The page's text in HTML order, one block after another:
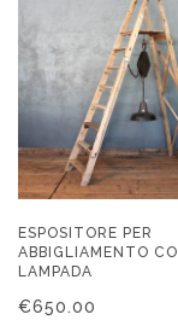
ESPOSITORE PER
ABBIGLIAMENTO
LAMPADA
€650.00